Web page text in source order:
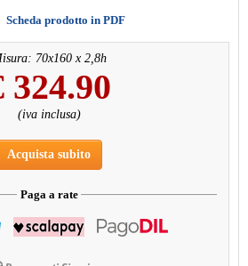
Scheda prodotto in PDF
70x160 x 2,8h
324.90
(iva inclusa)
Acquista subito
Paga a rate